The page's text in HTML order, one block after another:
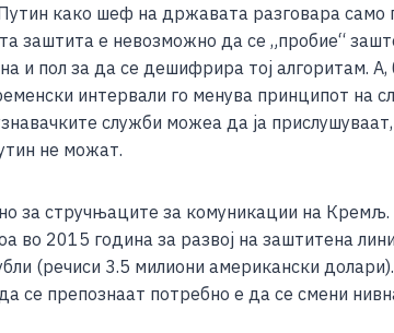
како шеф на државата разговара само
заштита е невозможно да се „пробие“
и пол за да се дешифрира тој алгоритам.
интервали го менува принципот на
служби можеа да ја
не можат.
за стручњаците за комуникации на
2015 година за развој на заштитена
(речиси 3.5 милиони американски
се препознаат потребно е да се смени